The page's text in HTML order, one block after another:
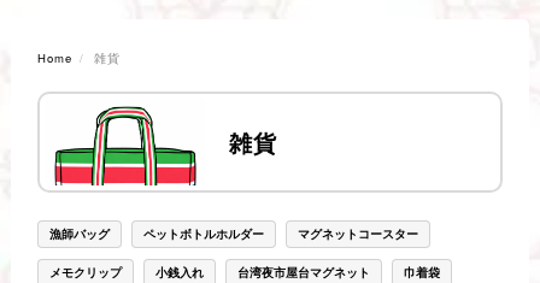
Home 雑貨
雑貨
漁師バッグ ペットボトルホルダー マグネットコースター
メモクリップ 小銭入れ 台湾夜市屋台マグネット 巾着袋